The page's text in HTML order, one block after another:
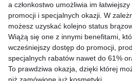
a członkostwo umożliwia im
promocji i specjalnych okazji. W
możesz uzyskać kolejno status
Wiążą się one z innymi benefitami,
wcześniejszy dostęp do promocji,
specjalnych rabatów nawet do 61%
To prawdziwa okazja, dzięki której